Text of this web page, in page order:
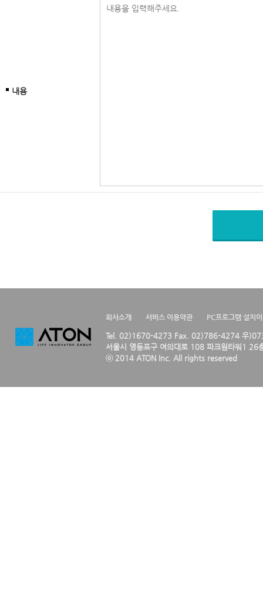
내용
회사소개 서비스 이용약관 PC프로그램 설치
Tel. 02)1670-4273 Fax. 02)786-4274 우
서울시 영등포구 여의대로 108 파크원타워1 26
ⓒ 2014 ATON Inc. All rights reserved